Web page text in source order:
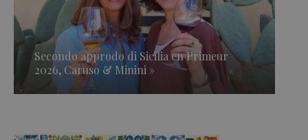
Secondo approdo di Sicilia en Primeur
2026, Caruso & Minini »